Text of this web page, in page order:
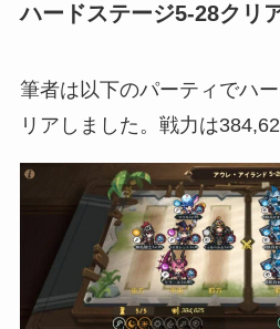
ハードステージ5-28クリ
筆者は以下のパーティでハ
リアしました。戦力は